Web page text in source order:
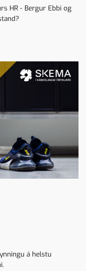
HR - Bergur Ebbi og
á helstu